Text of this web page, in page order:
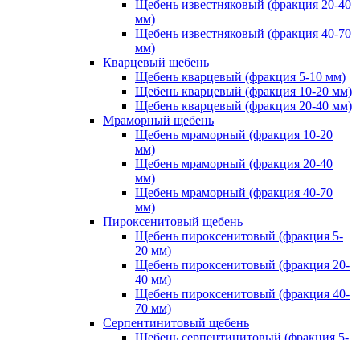
Щебень известняковый (фракция 20-40
мм)
Щебень известняковый (фракция 40-70
мм)
Кварцевый щебень
Щебень кварцевый (фракция 5-10 мм)
Щебень кварцевый (фракция 10-20 мм)
Щебень кварцевый (фракция 20-40 мм)
Мраморный щебень
Щебень мраморный (фракция 10-20
мм)
Щебень мраморный (фракция 20-40
мм)
Щебень мраморный (фракция 40-70
мм)
Пироксенитовый щебень
Щебень пироксенитовый (фракция 5-
20 мм)
Щебень пироксенитовый (фракция 20-
40 мм)
Щебень пироксенитовый (фракция 40-
70 мм)
Серпентинитовый щебень
Щебень серпентинитовый (фракция 5-